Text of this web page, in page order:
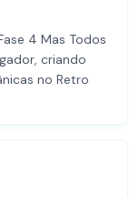
4 Mas Todos
criando
no Retro